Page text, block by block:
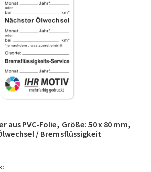
Bewertung von 0 von 5 Sternen
aus PVC-Folie, Größe: 50 x 80 mm,
/ Bremsflüssigkeit